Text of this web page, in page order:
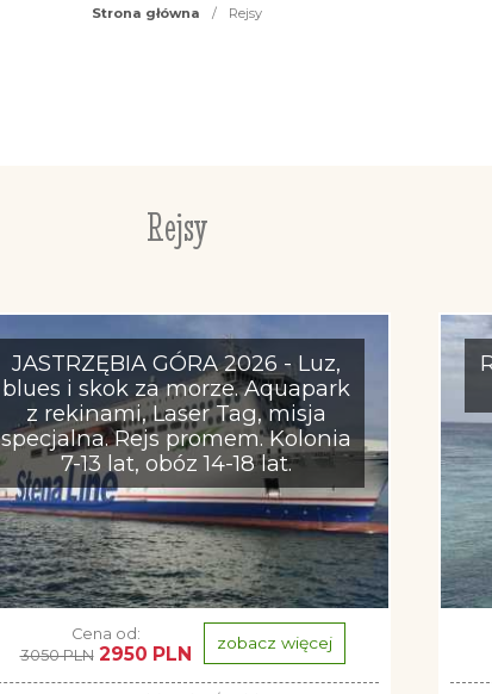
Strona główna / Rejsy
Rejsy
JASTRZĘBIA GÓRA 2026 - Luz,
blues i skok za morze. Aquapark
z rekinami, Laser Tag, misja
specjalna. Rejs promem. Kolonia
7-13 lat, obóz 14-18 lat.
Cena od:
3050 PLN 2950 PLN zobacz więcej